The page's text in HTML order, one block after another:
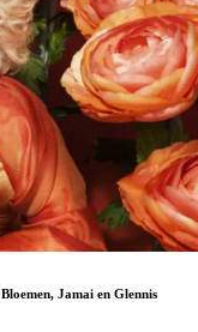
Jamai en Glennis